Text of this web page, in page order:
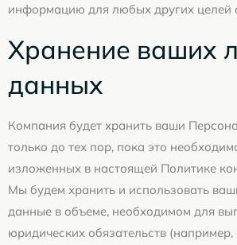
информацию для любых других целей
Хранение ваших
данных
Компания будет хранить ваши
только до тех пор, пока это
изложенных в настоящей Политике
Мы будем хранить и использовать
данные в объеме, необходимом для
юридических обязательств